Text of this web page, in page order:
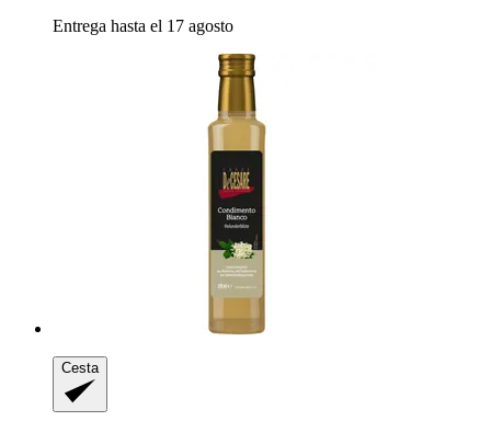
Entrega hasta el 17 agosto
Cesta